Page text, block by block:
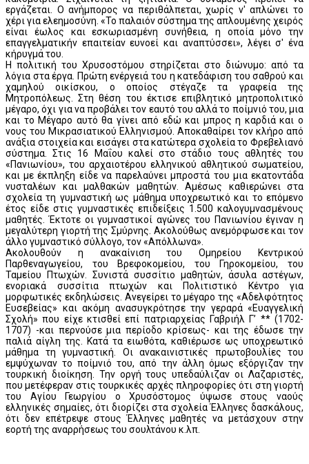
εργάζεται. Ο ανήμπορος να περιθάλπεται, χωρίς ν' απλώνει το
χέρι για ελεημοσύνη. «Το παλαιόν σύστημα της απλουμένης χειρός
είναι έωλος και εσκωριασμένη συνήθεια, η οποία μόνο την
επαγγελματικήν επαιτείαν ευνοεί και αναπτύσσει», λέγει σ' ένα
κήρυγμά του.
Η πολιτική του Χρυσοστόμου στηρίζεται στο διώνυμο: από τα
λόγια στα έργα. Πρώτη ενέργειά του η κατεδάφιση του σαθρού και
χαμηλού οικίσκου, ο οποίος στέγαζε τα γραφεία της
Μητροπόλεως. Στη θέση του έκτισε επιβλητικό μητροπολιτικό
μέγαρο, όχι για να προβάλει τον εαυτό του αλλά το ποίμνιό του, μια
και το Μέγαρο αυτό θα γίνει από εδώ και μπρος η καρδιά και ο
νους του Μικρασιατικού Ελληνισμού. Αποκαθαίρει τον κλήρο από
ανάξια στοιχεία και εισάγει στα κατώτερα σχολεία το Φρεβελιανό
σύστημα. Στις 16 Μαΐου καλεί στο στάδιο τους αθλητές του
«Πανιωνίου», του αρχαιοτέρου ελληνικού αθλητικού σωματείου,
και με έκπληξη είδε να παρελαύνει μπροστά του μια εκατοντάδα
νυσταλέων και μαλθακών μαθητών. Αμέσως καθιερώνει στα
σχολεία τη γυμναστική ως μάθημα υποχρεωτικό και το επόμενο
έτος είδε στις γυμναστικές επιδείξεις 1.500 καλογυμνασμένους
μαθητές. Έκτοτε οι γυμναστικοί αγώνες του Πανιωνίου έγιναν η
μεγαλύτερη γιορτή της Σμύρνης. Ακολούθως ανεμόρφωσε και τον
άλλο γυμναστικό σύλλογο, τον «Απόλλωνα».
Ακολουθούν η ανακαίνιση του Ομηρείου Κεντρικού
Παρθεναγωγείου, του Βρεφοκομείου, του Γηροκομείου, του
Ταμείου Πτωχών. Συνιστά συσσίτιο μαθητών, άσυλα αστέγων,
ενοριακά συσσίτια πτωχών και Πολιτιστικό Κέντρο για
μορφωτικές εκδηλώσεις. Ανεγείρει το μέγαρο της «Αδελφότητος
Ευσεβείας» και ακόμη ανασυγκρότησε την γεραρά «Ευαγγελική
Σχολή» που είχε κτισθεί επί πατριαρχείας Γαβριήλ Γ’ ** (1702-
1707) -και περνούσε μια περίοδο κρίσεως- και της έδωσε την
παλιά αίγλη της. Κατά τα ειωθότα, καθιέρωσε ως υποχρεωτικό
μάθημα τη γυμναστική. Οι ανακαινιστικές πρωτοβουλίες του
εμψύχωναν το ποίμνιό του, από την άλλη όμως εξόργιζαν την
τουρκική διοίκηση. Την οργή τους υπεδαύλιζαν οι Λαζαριστές,
που μετέφεραν στις τουρκικές αρχές πληροφορίες ότι στη γιορτή
του Αγίου Γεωργίου ο Χρυσόστομος ύψωσε στους ναούς
ελληνικές σημαίες, ότι διορίζει στα σχολεία Έλληνες δασκάλους,
ότι δεν επέτρεψε στους Έλληνες μαθητές να μετάσχουν στην
εορτή της αναρρήσεως του σουλτάνου κ.λπ.